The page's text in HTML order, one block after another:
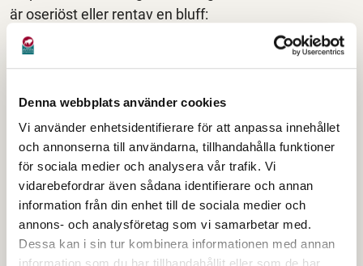
Denna webbplats använder cookies
Vi använder enhetsidentifierare för att anpassa innehållet
och annonserna till användarna, tillhandahålla funktioner
för sociala medier och analysera vår trafik. Vi
vidarebefordrar även sådana identifierare och annan
information från din enhet till de sociala medier och
annons- och analysföretag som vi samarbetar med.
Dessa kan i sin tur kombinera informationen med annan
är oseriöst eller rentav en bluff:
Kolla om det finns adress, telefonnummer,
mejladress och organisationsnummer. Endast
kontaktformulär kan vara en varningsklocka.
ske, om det tillkommer några extra kostnader och
vad som gäller ifall du ångrar dig eller vill
reklamera.
Läs vad andra tycker om företaget genom att söka
på företagets namn. Du kan också se om det finns
många anmälningar mot företaget i